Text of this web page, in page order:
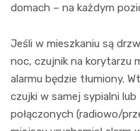
domach – na każdym
Jeśli w mieszkaniu są
noc, czujnik na korytarzu
alarmu będzie tłumiony.
czujki w samej sypialni
połączonych (radiowo/